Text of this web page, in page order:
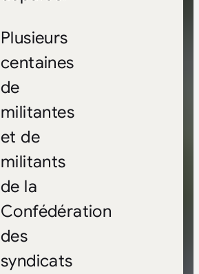
Plusieurs
centaines
de
militantes
et de
militants
de la
Confédération
des
syndicats